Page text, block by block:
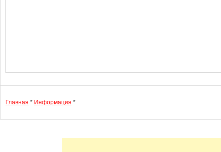
Главная * Информация *